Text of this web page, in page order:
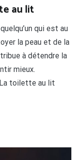
au lit
qui est au
la peau et de la
à détendre la
mieux.
toilette au lit